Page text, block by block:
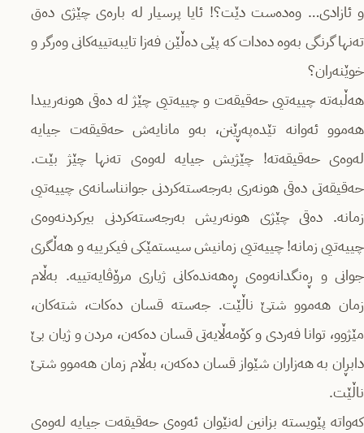
و ئازادی… وەدەست دێت؟! ئایا پرسیار لە بارەی چێژی دەق
تەنها گرنگی بەوە دەدات كە پێی دەڵێن فەزا تایبەتییەكانی وەرگر و
خوێنەران؟
هەڵبەتە چییەتیی حەقیقەت و چییەتیی چێژ لە دەقی هونەرییدا
هەموو ئەوانە تێدەپەڕێنن، بەو مانایەش حەقیقەت جیایە
لەوەی حەقیقەتە! چێژیش جیایە لەوەی تەنها چێژ بێت.
حەقیقەتی دەقی هونەری بەرجەستەكردنی جوانناسانەی چییەتیی
زمانە. دەقی چێژی هونەریش بەرجەستەكردنی بیركردنەوەی
چییەتیی زمانە! چییەتیی زمانیش سیستمێكی فیكرییە و هەڵگری
جوانی و ڕەنگدانەوەی ڕەهەندەكانی ژیاری مرۆڤایەتییە. بەڵام
زمان هەموو شتێ‌ ناڵێت. جەستە قسان دەكات، شتەكان،
مێژوو، توانا فەردی و كۆمەڵایەتی قسان دەكەن، مردن و ژیان بێ‌
دابڕان بە هەزاران شێواز قسان دەكەن، بەڵام زمان هەموو شتێ‌
ناڵێت.
كەواتە پێویستە بزانین لەنێوان ئەوەی حەقیقەت جیایە لەوەی